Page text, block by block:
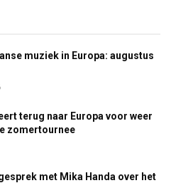
muziek in Europa: augustus
terug naar Europa voor weer
zomertournee
met Mika Handa over het